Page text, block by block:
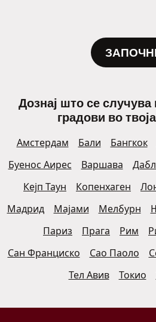
Дознај што се случува
градови во
Амстердам Бали Бангкок
Буенос Аирес
Варшава
Кејп Таун
Копенхаген
Мадрид
Мајами Мелбурн
Париз
Прага Рим
Сан Франциско
Сао Паоло
Тел Авив
Токио